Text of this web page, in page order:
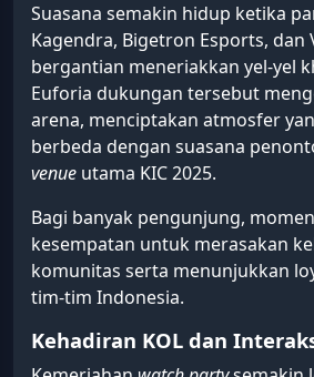
Suasana semakin hidup ketika
Kagendra, Bigetron Esports, dan
bergantian meneriakkan yel-yel
Euforia dukungan tersebut
arena, menciptakan atmosfer
berbeda dengan suasana
venue utama KIC 2025.
Bagi banyak pengunjung,
kesempatan untuk merasakan
komunitas serta menunjukkan
tim-tim Indonesia.
Kehadiran KOL dan